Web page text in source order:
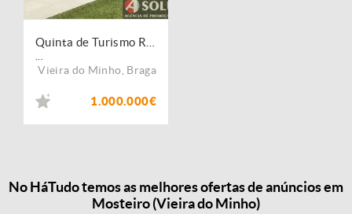
Vieira do Minho Braga
1.000.000€
No HáTudo temos as melhores ofertas de anúncios em
Mosteiro (Vieira do Minho)